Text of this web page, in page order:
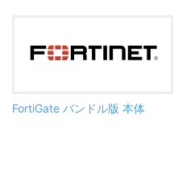
FortiGate バンドル版 本体